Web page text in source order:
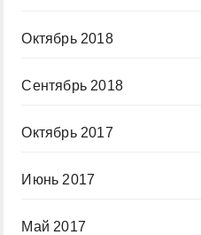
Октябрь 2018
Сентябрь 2018
Октябрь 2017
Июнь 2017
Май 2017